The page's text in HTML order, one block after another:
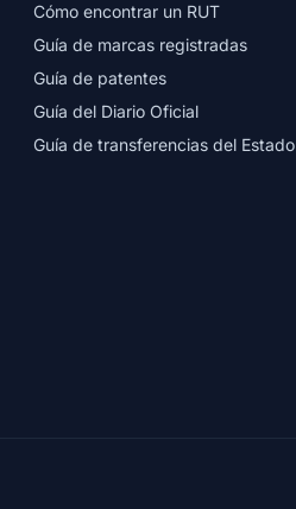
Cómo encontrar un RUT
Guía de marcas registradas
Guía de patentes
Guía del Diario Oficial
Guía de transferencias del Estado